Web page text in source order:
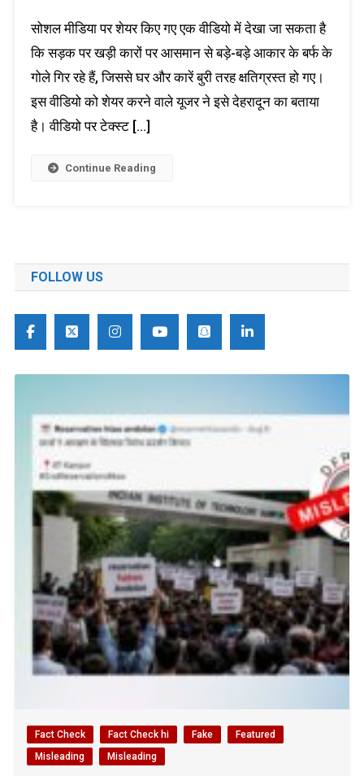
सोशल मीडिया पर शेयर किए गए एक वीडियो में देखा जा सकता है
कि सड़क पर खड़ी कारों पर आसमान से बड़े-बड़े आकार के बर्फ के
गोले गिर रहे हैं, जिससे घर और कारें बुरी तरह क्षतिग्रस्त हो गए।
इस वीडियो को शेयर करने वाले यूजर ने इसे देहरादून का बताया
है। वीडियो पर टेक्स्ट […]
Continue Reading
FOLLOW US
Fact Check Fact Check hi Fake
Featured
Misleading
Misleading